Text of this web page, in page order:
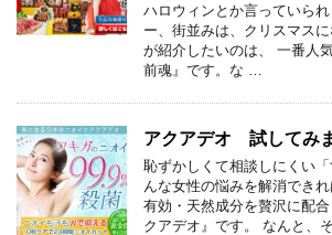
ハロウィンとか言っていら
ー、街並みは、クリスマス
が紹介したいのは、 一番人
前魂』です。な …
アクアデオ 試してみ
恥ずかしくて相談しにくい
んな女性の悩みを解消でき
有効・天然成分を贅沢に配
クアデオ』です。 なんと、